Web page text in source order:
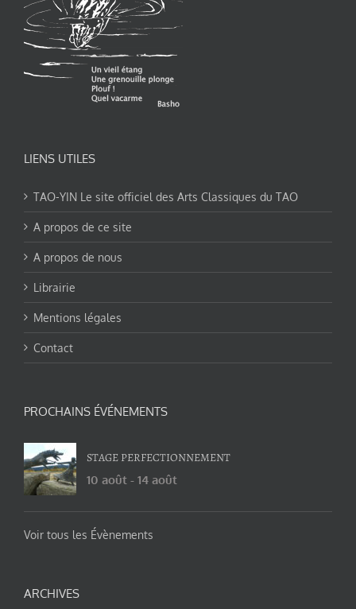
LIENS UTILES
TAO-YIN Le site officiel des Arts Classiques du TAO
A propos de ce site
A propos de nous
Librairie
Mentions légales
Contact
PROCHAINS ÉVÉNEMENTS
STAGE PERFECTIONNEMENT
10 août - 14 août
Voir tous les Évènements
ARCHIVES